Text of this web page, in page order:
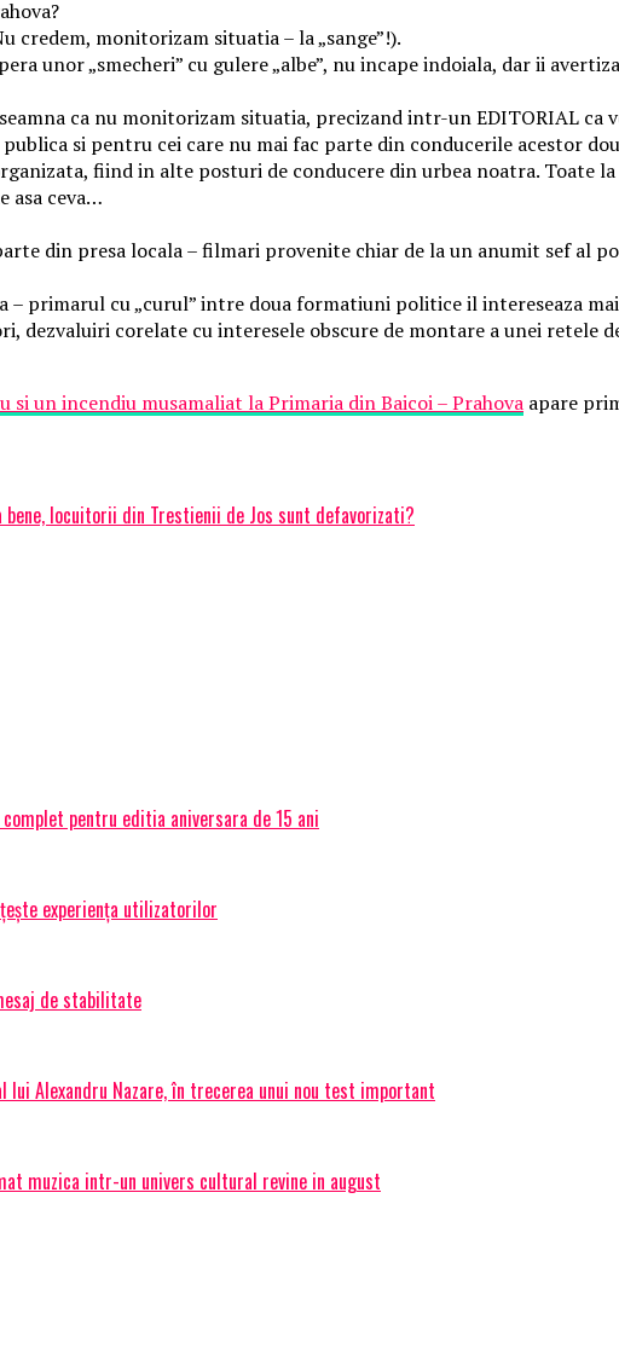
credem, monitorizam situatia – la „sange”!).
unor „smecheri” cu gulere „albe”, nu incape indoiala, dar ii
ca nu monitorizam situatia, precizand intr-un EDITORIAL ca
si pentru cei care nu mai fac parte din conducerile acestor
fiind in alte posturi de conducere din urbea noatra. Toate
asa ceva…
din presa locala – filmari provenite chiar de la un anumit sef al
– primarul cu „curul” intre doua formatiuni politice il intereseaza
dezvaluiri corelate cu interesele obscure de montare a unei retele
si un incendiu musamaliat la Primaria din Baicoi – Prahova apare
bene, locuitorii din Trestienii de Jos sunt defavorizati?
pentru editia aniversara de 15 ani
experiența utilizatorilor
de stabilitate
lui Alexandru Nazare, în trecerea unui nou test important
muzica intr-un univers cultural revine in august